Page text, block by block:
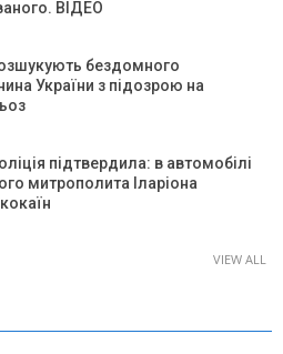
ВІДЕО
бездомного
України з підозрою на
підтвердила: в автомобілі
митрополита Іларіона
VIEW ALL